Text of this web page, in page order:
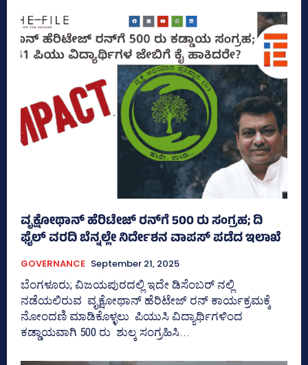
ವೃಕ್ಷೋಥಾನ್‌ ಹೆರಿಟೇಜ್‌ ರನ್‌ಗೆ 500 ರು ಸಂಗ್ರಹ; ದಿ
ಫೈಲ್‌ ವರದಿ ಬೆನ್ನಲ್ಲೇ ನಿರ್ದೇಶನ ವಾಪಸ್‌ ಪಡೆದ ಇಲಾಖೆ
GOVERNANCE September 21, 2025
ಬೆಂಗಳೂರು; ವಿಜಯಪುರದಲ್ಲಿ ಇದೇ ಡಿಸೆಂಬರ್‍‌ ನಲ್ಲಿ
ನಡೆಯಲಿರುವ ವೃಕ್ಷೋಥಾನ್‌ ಹೆರಿಟೇಜ್‌ ರನ್‌ ಕಾರ್ಯಕ್ರಮಕ್ಕೆ
ನೋಂದಣಿ ಮಾಡಿಕೊಳ್ಳಲು ಪಿಯುಸಿ ವಿದ್ಯಾರ್ಥಿಗಳಿಂದ
ಕಡ್ಡಾಯವಾಗಿ 500 ರು ಶುಲ್ಕ ಸಂಗ್ರಹಿಸಿ...